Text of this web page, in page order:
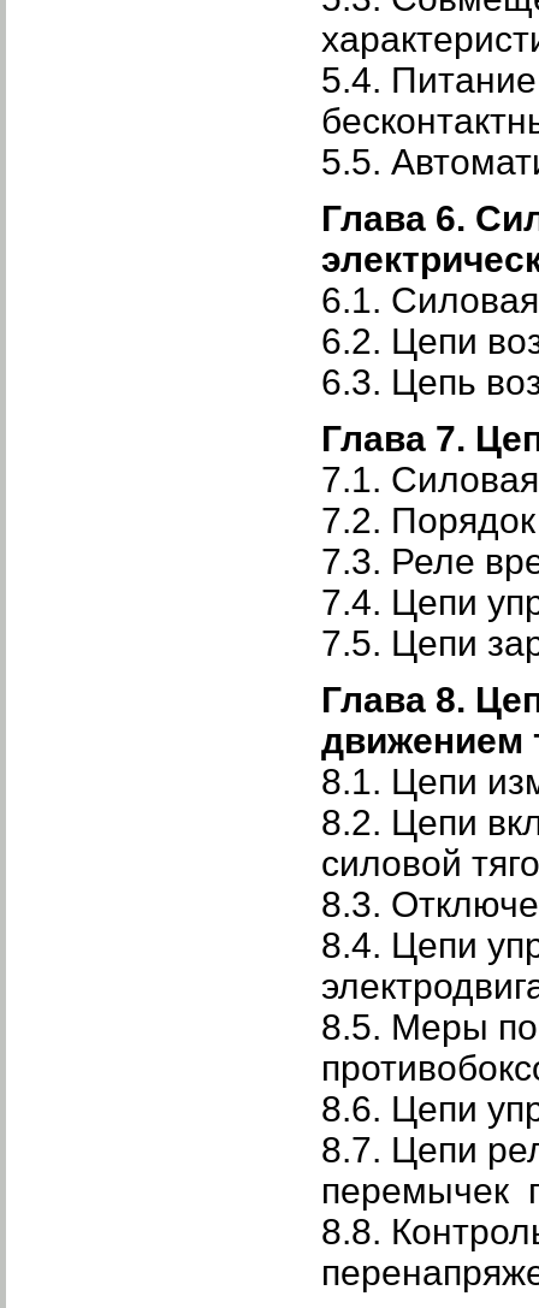
5.4.
5.5.
Глава 6.
6.1.
6.2. Цепи
6.3. Цепь
Глава 7.
7.1.
7.2.
7.3. Реле
7.4. Цепи
7.5. Цепи
Глава 8.
движением
8.1. Цепи
8.2. Цепи
силовой
8.3.
8.4. Цепи
8.5. Меры
8.6. Цепи
8.7. Цепи
перемычек
8.8.